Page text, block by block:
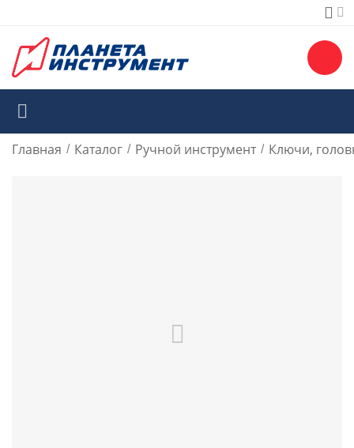
Главная / Каталог / Ручной инструмент / Ключи,